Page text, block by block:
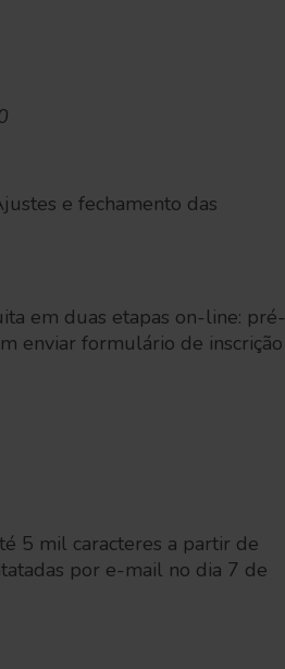
e fechamento das
em duas etapas on-line: pré-
enviar formulário de inscrição
5 mil caracteres a partir de
por e-mail no dia 7 de